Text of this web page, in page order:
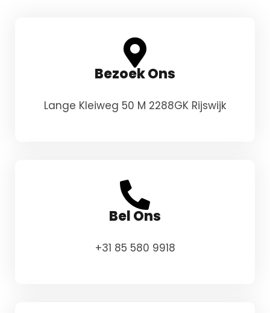
Bezoek Ons
Lange Kleiweg 50 M 2288GK Rijswijk
Bel Ons
+31 85 580 9918